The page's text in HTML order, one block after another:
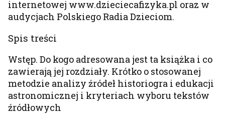
internetowej www.dzieciecafizyka.pl oraz w
audycjach Polskiego Radia Dzieciom.
Spis treści
Wstęp. Do kogo adresowana jest ta książka i co
zawierają jej rozdziały. Krótko o stosowanej
metodzie analizy źródeł historiogra i edukacji
astronomicznej i kryteriach wyboru tekstów
źródłowych